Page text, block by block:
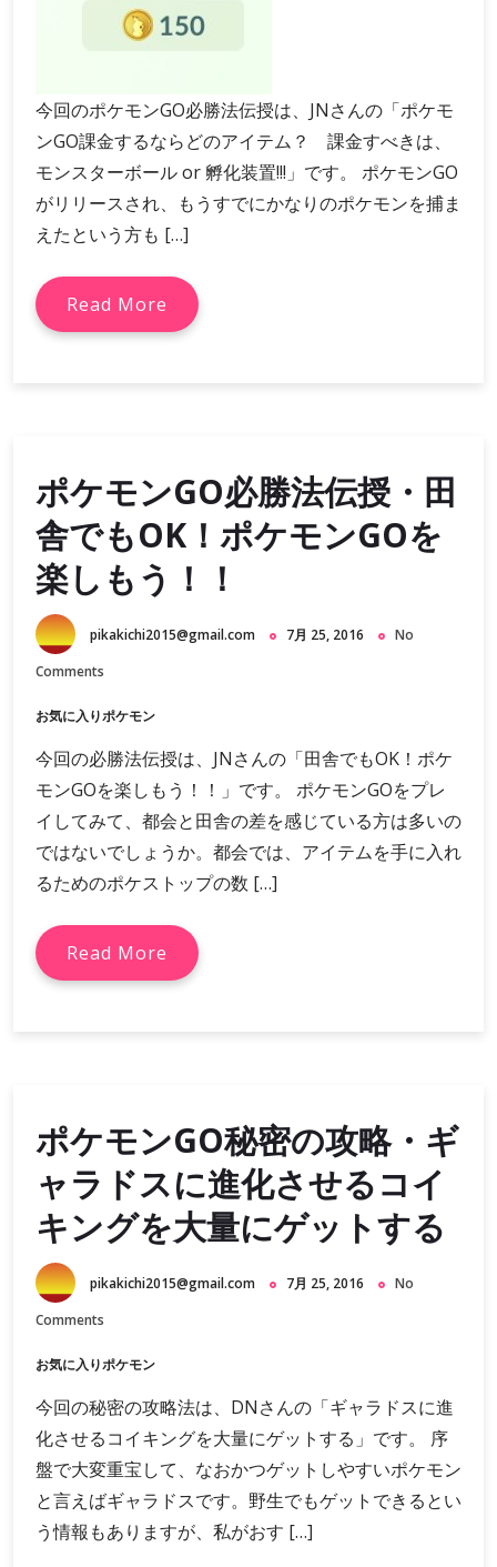
今回のポケモンGO必勝法伝授は、JNさんの「ポケモ
ンGO課金するならどのアイテム？ 課金すべきは、
モンスターボール or 孵化装置!!!」です。 ポケモンGO
がリリースされ、もうすでにかなりのポケモンを捕ま
えたという方も […]
Read More
ポケモンGO必勝法伝授・田
舎でもOK！ポケモンGOを
楽しもう！！
pikakichi2015@gmail.com 7月 25, 2016
No
Comments
お気に入りポケモン
今回の必勝法伝授は、JNさんの「田舎でもOK！ポケ
モンGOを楽しもう！！」です。 ポケモンGOをプレ
イしてみて、都会と田舎の差を感じている方は多いの
ではないでしょうか。都会では、アイテムを手に入れ
るためのポケストップの数 […]
Read More
ポケモンGO秘密の攻略・ギ
ャラドスに進化させるコイ
キングを大量にゲットする
pikakichi2015@gmail.com 7月 25, 2016
No
Comments
お気に入りポケモン
今回の秘密の攻略法は、DNさんの「ギャラドスに進
化させるコイキングを大量にゲットする」です。 序
盤で大変重宝して、なおかつゲットしやすいポケモン
と言えばギャラドスです。野生でもゲットできるとい
う情報もありますが、私がおす […]